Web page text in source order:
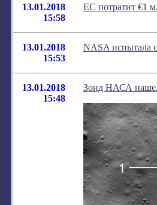
13.01.2018
15:58
ЕС потратит €1
13.01.2018
15:53
NASA испытала
13.01.2018
15:48
Зонд НАСА